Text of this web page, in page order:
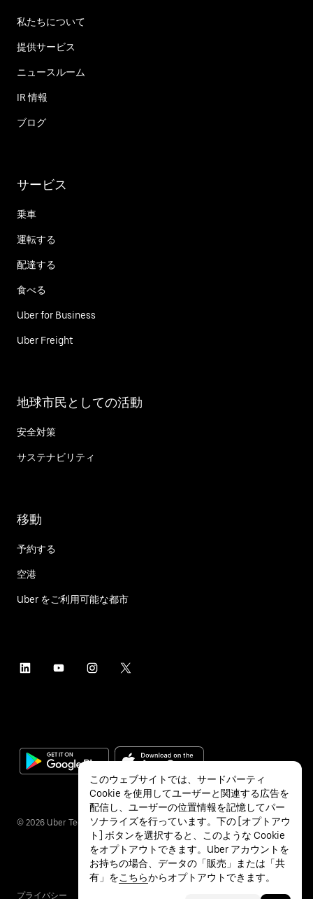
私たちについて
提供サービス
ニュースルーム
IR 情報
ブログ
サービス
乗車
運転する
配達する
食べる
Uber for Business
Uber Freight
地球市民としての活動
安全対策
サステナビリティ
移動
予約する
空港
Uber をご利用可能な都市
© 2026 Uber Technologies Inc.
プライバシー
このウェブサイトでは、サードパーティ
Cookie を使用してユーザーと関連する広告を
配信し、ユーザーの位置情報を記憶してパー
ソナライズを行っています。下の [オプトアウ
ト] ボタンを選択すると、このような Cookie
をオプトアウトできます。Uber アカウントを
お持ちの場合、データの「販売」または「共
有」をこちらからオプトアウトできます。